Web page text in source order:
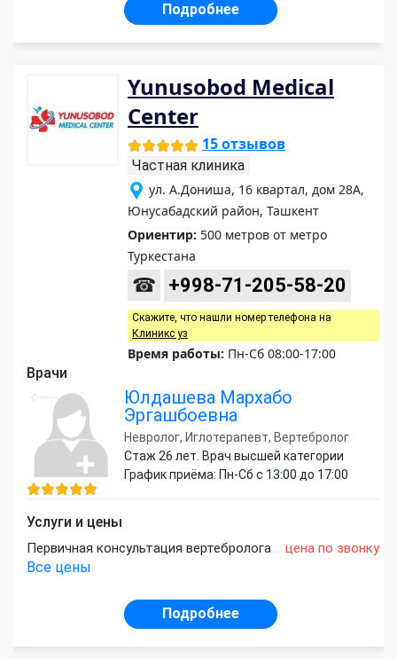
Подробнее
Yunusobod Medical
Center
15 отзывов
Частная клиника
ул. А.Дониша, 16 квартал, дом 28А,
Юнусабадский район, Ташкент
Ориентир: 500 метров от метро
Туркестана
☎ +998-71-205-58-20
Скажите, что нашли номер телефона на
Клиникс уз
Время работы: Пн-Сб 08:00-17:00
Врачи
Юлдашева Мархабо
Эргашбоевна
Невролог, Иглотерапевт, Вертебролог
Стаж 26 лет. Врач высшей категории
График приёма: Пн-Сб с 13:00 до 17:00
Услуги и цены
Первичная консультация вертебролога цена по звонку
Все цены
Подробнее